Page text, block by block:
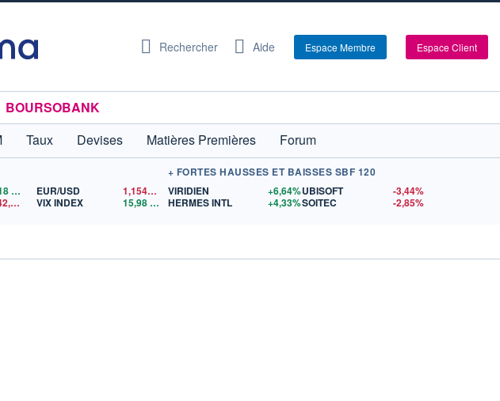
Rechercher Aide Espace Membre Espace Client
BOURSOBANK
Taux Devises Matières Premières
Forum
4 242,75 $US
EUR/USD 1,1540$US
VIX INDEX
15,98
+ FORTES HAUSSES ET BAISSES SBF 120
VIRIDIEN
+6,64%
HERMES INTL
+4,33%
UBISOFT
-3,44%
SOITEC
-2,85%